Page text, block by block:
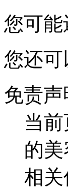
您可能
您还可
免责声
当
的
相